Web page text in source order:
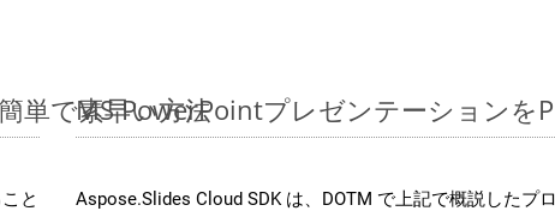
単で素早い方法
と
MS PowerPointプレゼンテーションを
Aspose.Slides Cloud SDK は、DOTM で上記で概説したプ